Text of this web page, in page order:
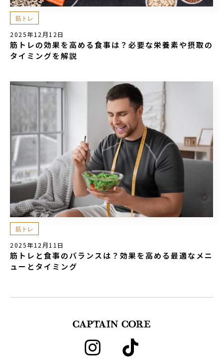
筋トレ
2025年12月12日
筋トレの効果を高める食事は？必要な栄養素や摂取の
タイミングを解説
筋トレ
2025年12月11日
筋トレと食事のバランスは？効果を高める最適なメニ
ューとタイミング